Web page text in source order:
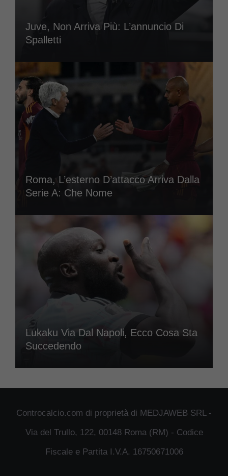
Juve, Non Arriva Più: L’annuncio Di
Spalletti
Roma, L’esterno D’attacco Arriva Dalla
Serie A: Che Nome
Lukaku Via Dal Napoli, Ecco Cosa Sta
Succedendo
Controcalcio.com di proprietà di MEDJAWEB SRL -
Via del Trullo, 122, 00148 Roma (RM) - Codice
Fiscale e Partita I.V.A. 16750671006